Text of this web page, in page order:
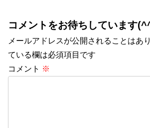
コメントをお待ちしています
メールアドレスが公開されることはあ
ている欄は必須項目です
コメント ※